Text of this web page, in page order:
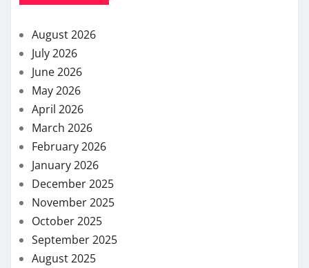
August 2026
July 2026
June 2026
May 2026
April 2026
March 2026
February 2026
January 2026
December 2025
November 2025
October 2025
September 2025
August 2025